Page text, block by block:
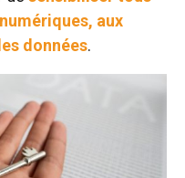
aux
données.